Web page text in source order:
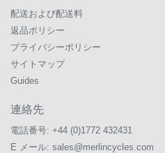
配送および配送料
返品ポリシー
プライバシーポリシー
サイトマップ
Guides
連絡先
電話番号: +44 (0)1772 432431
E メール: sales@merlincycles.com